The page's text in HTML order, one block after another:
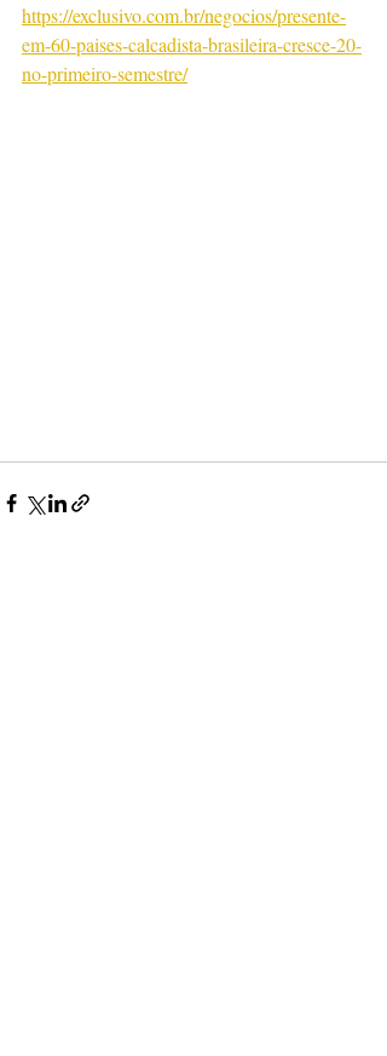
https://exclusivo.com.br/negocios/presente-
em-60-paises-calcadista-brasileira-cresce-20-
no-primeiro-semestre/